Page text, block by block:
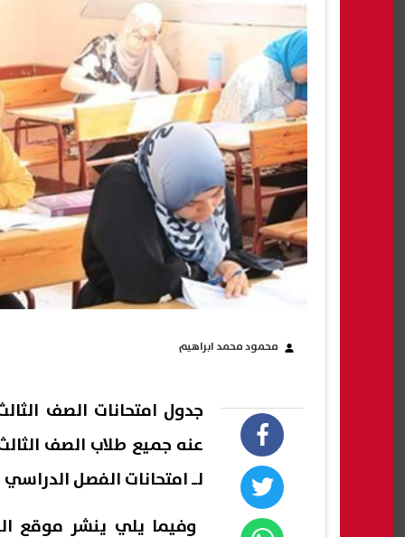
محمود محمد ابراهيم
عنه جميع طلاب الصف
لـ امتحانات الفصل الدراسي
وفيما يلي ينشر موقع